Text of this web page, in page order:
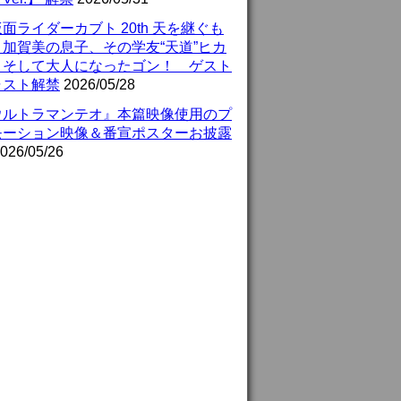
面ライダーカブト 20th 天を継ぐも
賀美の息子、その学友“天道”ヒカ
そして大人になったゴン！ ゲスト
スト解禁 2026/05/28
ルトラマンテオ』本篇映像使用のプ
ーション映像＆番宣ポスターお披露
05/26